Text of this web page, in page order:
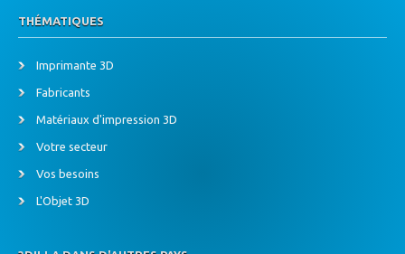
THÉMATIQUES
Imprimante 3D
Fabricants
Matériaux d'impression 3D
Votre secteur
Vos besoins
L'Objet 3D